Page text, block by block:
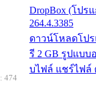
DropBox (โปร
264.4.3385
ดาวน์โหลดโปร
รี 2 GB รูปแบบ
บไฟล์ แชร์ไฟล์
474